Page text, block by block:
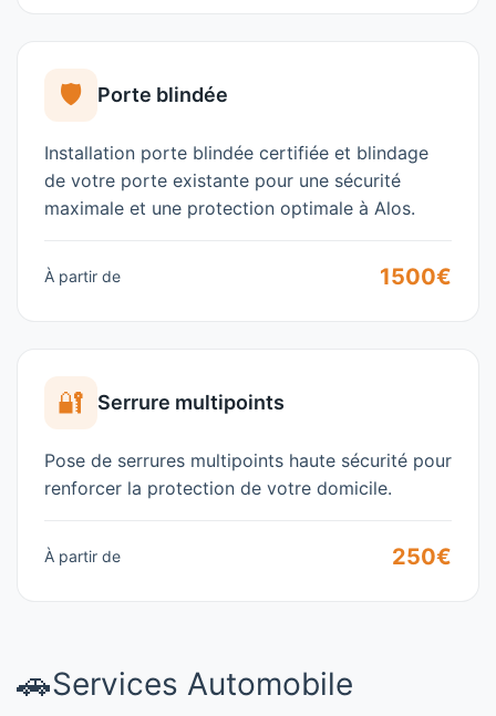
🛡️ Porte blindée
Installation porte blindée certifiée et blindage
de votre porte existante pour une sécurité
maximale et une protection optimale à Alos.
À partir de 1500€
🔐 Serrure multipoints
Pose de serrures multipoints haute sécurité pour
renforcer la protection de votre domicile.
À partir de 250€
🚗Services Automobile